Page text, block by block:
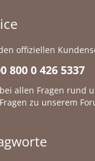
offiziellen
800 0 426 5337
allen Fragen rund
zu unserem